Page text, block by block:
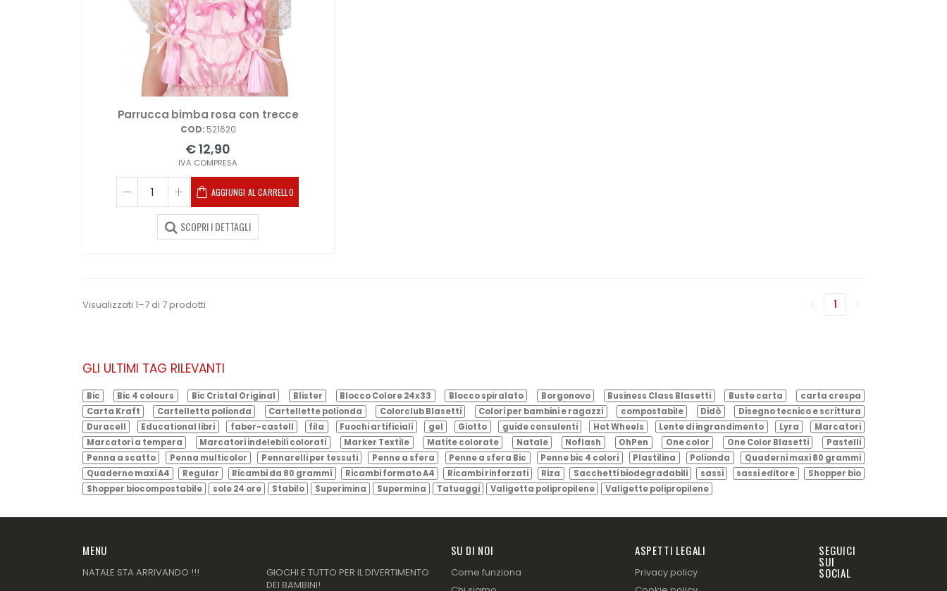
Parrucca bimba rosa con trecce
COD: 521620
€ 12,90
IVA COMPRESA
AGGIUNGI AL CARRELLO
SCOPRI I DETTAGLI
Visualizzati 1–7 di 7 prodotti 1(corrente)
GLI ULTIMI TAG RILEVANTI
Bic Bic 4 colours Bic Cristal Original Blister Blocco Colore 24x33 Blocco spiralato Borgonovo Business Class Blasetti Buste carta
carta crespa
Carta Kraft
Cartelletta polionda Cartellette polionda Colorclub Blasetti Colori per bambini e ragazzi compostabile Didò
Disegno tecnico e scrittura
Duracell
Educational libri faber-castell fila Fuochi artificiali gel Giotto guide consulenti Hot Wheels Lente di ingrandimento Lyra
Marcatori
Marcatori a tempera
Marcatori indelebili colorati Marker Textile Matite colorate Natale Noflash OhPen One color One Color Blasetti
Pastelli
Penna a scatto
Penna multicolor Pennarelli per tessuti Penne a sfera Penne a sfera Bic Penne bic 4 colori Plastilina Polionda
Quaderni maxi 80 grammi
Quaderno maxi A4
Regular Ricambi da 80 grammi Ricambi formato A4 Ricambi rinforzati Riza Sacchetti biodegradabili sassi sassi editore
Shopper bio
Shopper biocompostabile
sole 24 ore Stabilo Superimina Supermina Tatuaggi Valigetta polipropilene Valigette polipropilene
MENU
NATALE STA ARRIVANDO !!!
GIOCHI E TUTTO PER IL DIVERTIMENTO
DEI BAMBINI!
SU DI NOI
Come funziona
ASPETTI LEGALI
Privacy policy
SEGUICI
SUI
SOCIAL